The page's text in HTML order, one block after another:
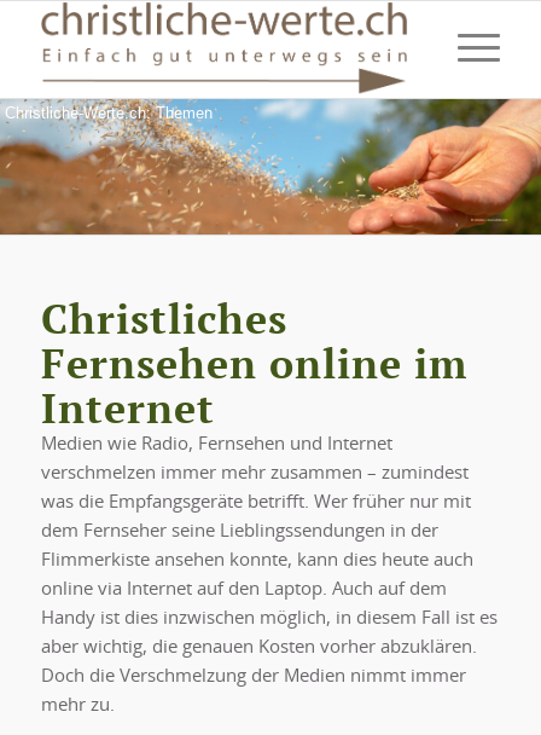
Christliche-Werte.ch: Themen
Christliches
Fernsehen online im
Internet
Medien wie Radio, Fernsehen und Internet
verschmelzen immer mehr zusammen – zumindest
was die Empfangsgeräte betrifft. Wer früher nur mit
dem Fernseher seine Lieblingssendungen in der
Flimmerkiste ansehen konnte, kann dies heute auch
online via Internet auf den Laptop. Auch auf dem
Handy ist dies inzwischen möglich, in diesem Fall ist es
aber wichtig, die genauen Kosten vorher abzuklären.
Doch die Verschmelzung der Medien nimmt immer
mehr zu.